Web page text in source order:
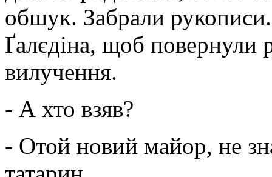
обшук. Забрали
Ґалєдіна, щоб повернули
вилучення.
- А хто взяв?
- Отой новий майор, не